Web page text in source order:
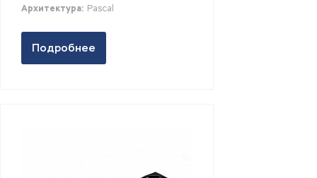
Архитектура: Pascal
Подробнее